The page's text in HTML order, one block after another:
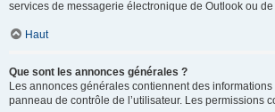
services de messagerie électronique de Outlook ou
Haut
Que sont les annonces générales ?
Les annonces générales contiennent des
panneau de contrôle de l’utilisateur. Les permissions